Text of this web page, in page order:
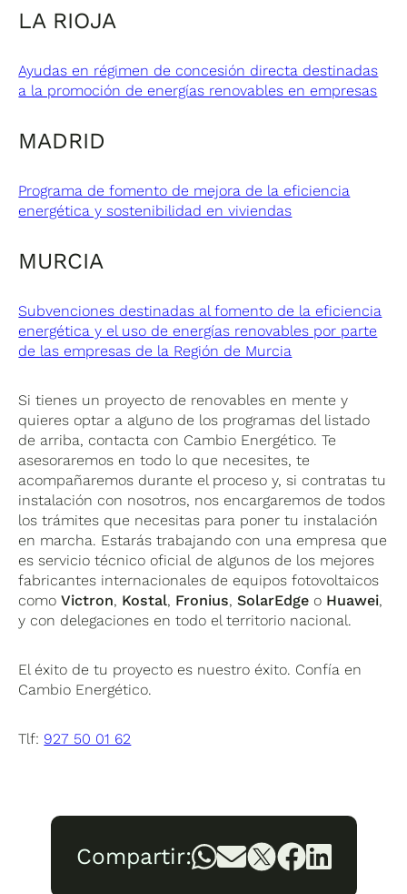
LA RIOJA
Ayudas en régimen de concesión directa destinadas
a la promoción de energías renovables en empresas
MADRID
Programa de fomento de mejora de la eficiencia
energética y sostenibilidad en viviendas
MURCIA
Subvenciones destinadas al fomento de la eficiencia
energética y el uso de energías renovables por parte
de las empresas de la Región de Murcia
Si tienes un proyecto de renovables en mente y
quieres optar a alguno de los programas del listado
de arriba, contacta con Cambio Energético. Te
asesoraremos en todo lo que necesites, te
acompañaremos durante el proceso y, si contratas tu
instalación con nosotros, nos encargaremos de todos
los trámites que necesitas para poner tu instalación
en marcha. Estarás trabajando con una empresa que
es servicio técnico oficial de algunos de los mejores
fabricantes internacionales de equipos fotovoltaicos
comoVictron, Kostal, Fronius,SolarEdge o Huawei,
y con delegaciones en todo el territorio nacional.
El éxito de tu proyecto es nuestro éxito. Confía en
Cambio Energético.
Tlf: 927 50 01 62
Compartir: